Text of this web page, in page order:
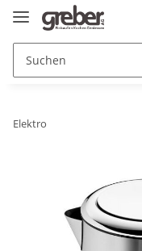
Elektro